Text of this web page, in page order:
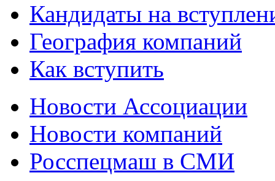
Кандидаты на
География компаний
Как вступить
Новости Ассоциации
Новости компаний
Росспецмаш в СМИ